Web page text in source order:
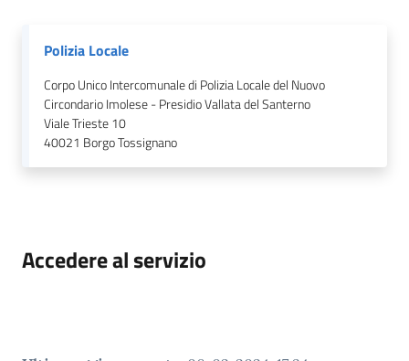
Polizia Locale
Corpo Unico Intercomunale di Polizia Locale del Nuovo
Circondario Imolese - Presidio Vallata del Santerno
Viale Trieste 10
40021 Borgo Tossignano
Accedere al servizio